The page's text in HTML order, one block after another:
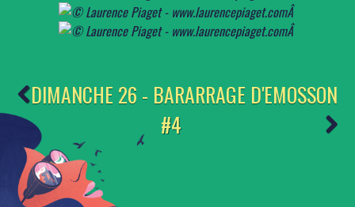
DIMANCHE 26 - BARARRAGE D'EMOSSON
#4